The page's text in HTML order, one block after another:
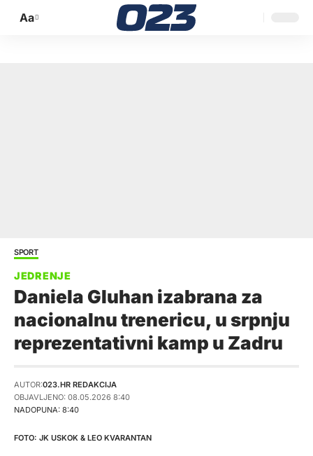
Promijeni
Aa
SPORT
Daniela Gluhan izabrana za
nacionalnu trenericu, u srpnju
reprezentativni kamp u Zadru
NADOPUNA: 8:40
AUTOR:023.HR REDAKCIJA
OBJAVLJENO: 08.05.2026 8:40
JK USKOK & LEO KVARANTAN